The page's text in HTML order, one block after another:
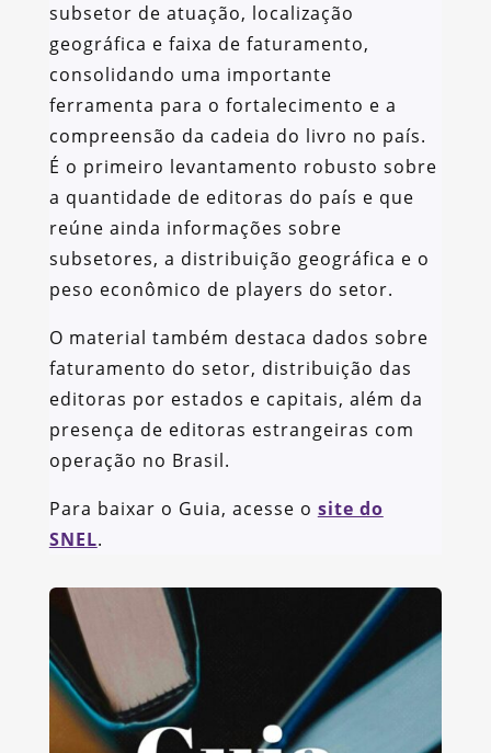
subsetor de atuação, localização
geográfica e faixa de faturamento,
consolidando uma importante
ferramenta para o fortalecimento e a
compreensão da cadeia do livro no país.
É o primeiro levantamento robusto sobre
a quantidade de editoras do país e que
reúne ainda informações sobre
subsetores, a distribuição geográfica e o
peso econômico de players do setor.
O material também destaca dados sobre
faturamento do setor, distribuição das
editoras por estados e capitais, além da
presença de editoras estrangeiras com
operação no Brasil.
Para baixar o Guia, acesse o site do
SNEL.